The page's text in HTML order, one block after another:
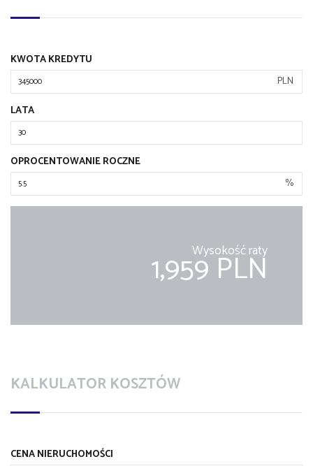
KWOTA KREDYTU
PLN
LATA
OPROCENTOWANIE ROCZNE
%
Wysokość raty
1,959 PLN
KALKULATOR KOSZTÓW
CENA NIERUCHOMOŚCI